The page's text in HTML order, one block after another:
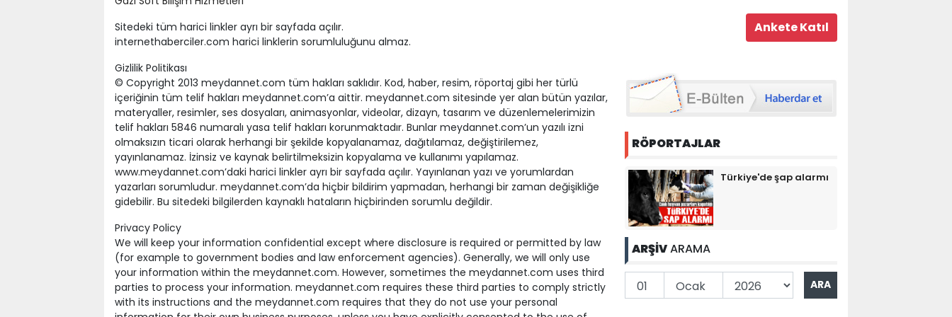
Sitedeki tüm harici linkler ayrı bir sayfada açılır.
internethaberciler.com harici linklerin sorumluluğunu almaz.
Gizlilik Politikası
© Copyright 2013 meydannet.com tüm hakları saklıdır. Kod, haber, resim, röportaj gibi her türlü
içeriğinin tüm telif hakları meydannet.com’a aittir. meydannet.com sitesinde yer alan bütün yazılar,
materyaller, resimler, ses dosyaları, animasyonlar, videolar, dizayn, tasarım ve düzenlemelerimizin
telif hakları 5846 numaralı yasa telif hakları korunmaktadır. Bunlar meydannet.com’un yazılı izni
olmaksızın ticari olarak herhangi bir şekilde kopyalanamaz, dağıtılamaz, değiştirilemez,
yayınlanamaz. İzinsiz ve kaynak belirtilmeksizin kopyalama ve kullanımı yapılamaz.
www.meydannet.com’daki harici linkler ayrı bir sayfada açılır. Yayınlanan yazı ve yorumlardan
yazarları sorumludur. meydannet.com’da hiçbir bildirim yapmadan, herhangi bir zaman değişikliğe
gidebilir. Bu sitedeki bilgilerden kaynaklı hataların hiçbirinden sorumlu değildir.
Privacy Policy
We will keep your information confidential except where disclosure is required or permitted by law
(for example to government bodies and law enforcement agencies). Generally, we will only use
your information within the meydannet.com. However, sometimes the meydannet.com uses third
parties to process your information. meydannet.com requires these third parties to comply strictly
with its instructions and the meydannet.com requires that they do not use your personal
RÖPORTAJLAR
Türkiye'de şap alarmı
ARŞİVARAMA